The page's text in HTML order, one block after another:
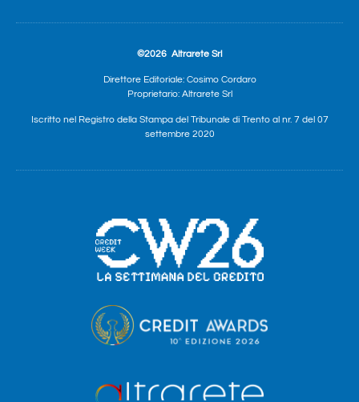
©2026 Altrarete Srl
Direttore Editoriale: Cosimo Cordaro
Proprietario: Altrarete Srl
Iscritto nel Registro della Stampa del Tribunale di Trento al nr. 7 del 07
settembre 2020